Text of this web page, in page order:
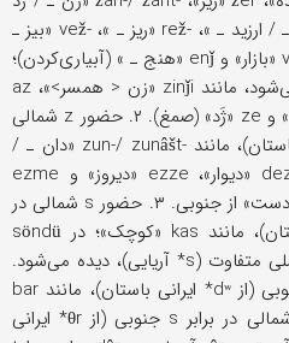
ـ »، ažun «ارزان»، -až-/ ažâ «ارز ـ / ارزید ـ »، -rež «ریز ـ »، -vež «بیز ـ
»، ruže «روزه»، tâže «تازه»، vâžâr «بازار» و enǰ «هنج ـ » (آبیاری‌کردن)؛
اما مثالهایی از جنوبی نیز دیده می‌شود، مانند zinǰi «زن < همسر>»، az
«از»، -suz «سوز ـ »، -sâz «ساز ـ » و ze «ژَد» (صمغ). ۲. حضور z شمالی
در برابر d جنوبی (از ʣ* ایرانی باستان)، مانند -zun-/ zunâšt «دان ـ /
دانست ـ »، zumâ «داماد»، dezâr «دیوار»، ezze «دیروز» و ezme
«هیزم»؛ اما del «دل» و das(s) «دست» از جنوبی. ۳. حضور s شمالی در
برابر h جنوبی (از ʦ* ایرانی باستان)، مانند kas «کوچک»؛ در söndü
«هندوانه» نیز این تناظر، اما از اصلی متفاوت (s* آریایی)، دیده می‌شود.
۴. حضور b شمالی در برابر d جنوبی (از dʷ* ایرانی باستان)، مانند bar
«در» و ebi «دیگر». ۵. حضور r شمالی در برابر s جنوبی (از θr* ایرانی